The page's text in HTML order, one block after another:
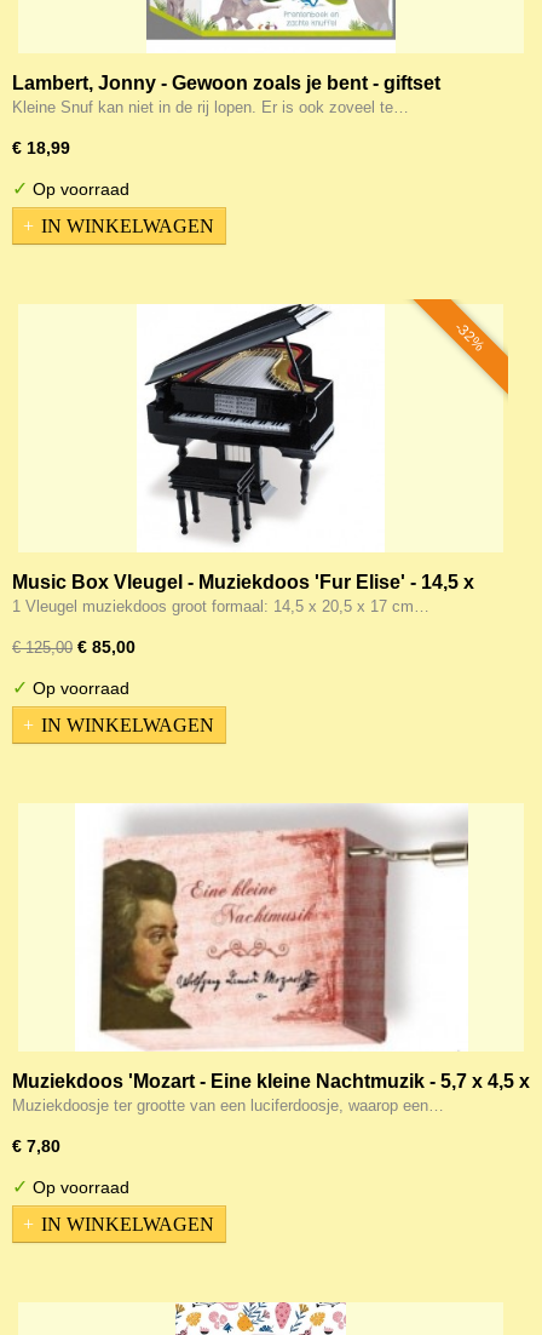
Lambert, Jonny - Gewoon zoals je bent - giftset
Kleine Snuf kan niet in de rij lopen. Er is ook zoveel te…
€ 18,99
✓ Op voorraad
IN WINKELWAGEN
-32%
Music Box Vleugel - Muziekdoos 'Fur Elise' - 14,5 x
20,5 x 17 cm
1 Vleugel muziekdoos groot formaal: 14,5 x 20,5 x 17 cm…
€ 125,00 € 85,00
✓ Op voorraad
IN WINKELWAGEN
Muziekdoos 'Mozart - Eine kleine Nachtmuzik - 5,7 x 4,5 x
3 cm
Muziekdoosje ter grootte van een luciferdoosje, waarop een…
€ 7,80
✓ Op voorraad
IN WINKELWAGEN